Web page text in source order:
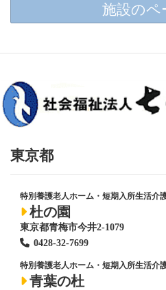
施設のペ
東京都
特別養護老人ホーム・短期入所生活介
杜の園
東京都青梅市今井2-1079
0428-32-7699
特別養護老人ホーム・短期入所生活介
青葉の杜